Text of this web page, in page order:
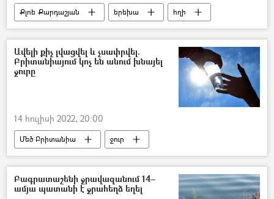
Քլոե Քարդաշյան երեխա հղի
Ավելի քիչ լվացվել և չսափրվել.
Բրիտանիայում կոչ են անում խնայել
ջուրը
14 հուլիսի 2022, 20:00
Մեծ Բրիտանիա ջուր
Բագրատաշենի ջրավազանում 14–
ամյա պատանի է ջրահեղձ եղել